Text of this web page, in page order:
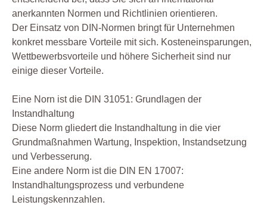
anerkannten Normen und Richtlinien orientieren.
Der Einsatz von DIN-Normen bringt für Unternehmen
konkret messbare Vorteile mit sich. Kosteneinsparungen,
Wettbewerbsvorteile und höhere Sicherheit sind nur
einige dieser Vorteile.
Eine Norn ist die DIN 31051: Grundlagen der
Instandhaltung
Diese Norm gliedert die Instandhaltung in die vier
Grundmaßnahmen Wartung, Inspektion, Instandsetzung
und Verbesserung.
Eine andere Norm ist die DIN EN 17007:
Instandhaltungsprozess und verbundene
Leistungskennzahlen.